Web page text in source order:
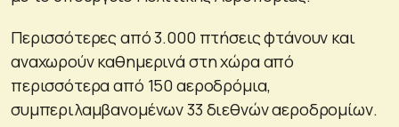
Περισσότερες από 3.000 πτήσεις φτάνουν και
αναχωρούν καθημερινά στη χώρα από
περισσότερα από 150 αεροδρόμια,
συμπεριλαμβανομένων 33 διεθνών αεροδρομίων.